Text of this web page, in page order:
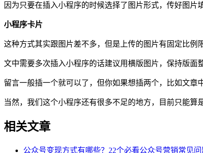
因为只要在插入小程序的时候选择了图片形式，传好图片
小程序卡片
这种方式其实跟图片差不多，但是上传的图片有固定比例
文中需要多次插入小程序的话建议用横版图片，保持版面
留言一般插一个就可以了，但你如果想插两个，比如文
当然，我们这个小程序还有很多不足的地方，目前只能算
相关文章
公众号变现方式有哪些？22个必看公众号营销常见